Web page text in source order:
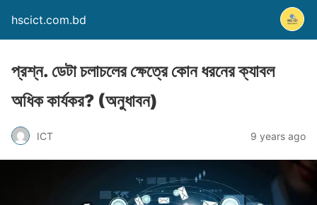
hscict.com.bd
প্রশ্ন. ডেটা চলাচলের ক্ষেত্রে কোন ধরনের ক্যাবল
অধিক কার্যকর? (অনুধাবন)
ICT 9 years ago